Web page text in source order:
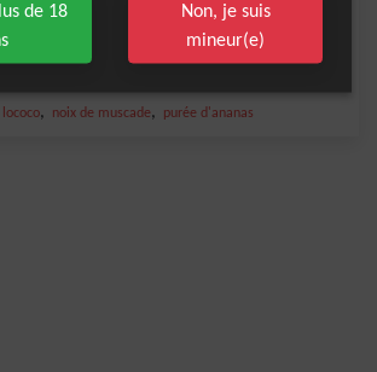
rhum blanc, purée d'ananas, nectar lococo et noix de
, noix de muscade, purée d'ananas
de 18
Non, je suis
mineur(e)